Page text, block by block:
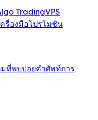
TradingVPS
ครื่องมือโปรโมชัน
ที่พบบ่อยคำศัพท์การ